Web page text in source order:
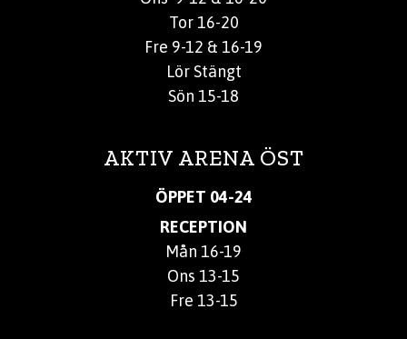
Tor 16-20
Fre 9-12 & 16-19
Lör Stängt
Sön 15-18
AKTIV ARENA ÖST
ÖPPET 04-24
RECEPTION
Mån 16-19
Ons 13-15
Fre 13-15